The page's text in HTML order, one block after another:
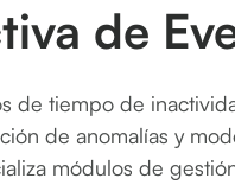
de
de tiempo de
de anomalías y
módulos de